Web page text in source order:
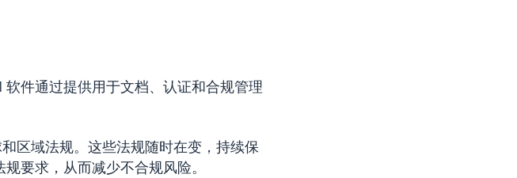
件通过提供用于文档、认证和合规管理
区域法规。这些法规随时在变，持续保
要求，从而减少不合规风险。